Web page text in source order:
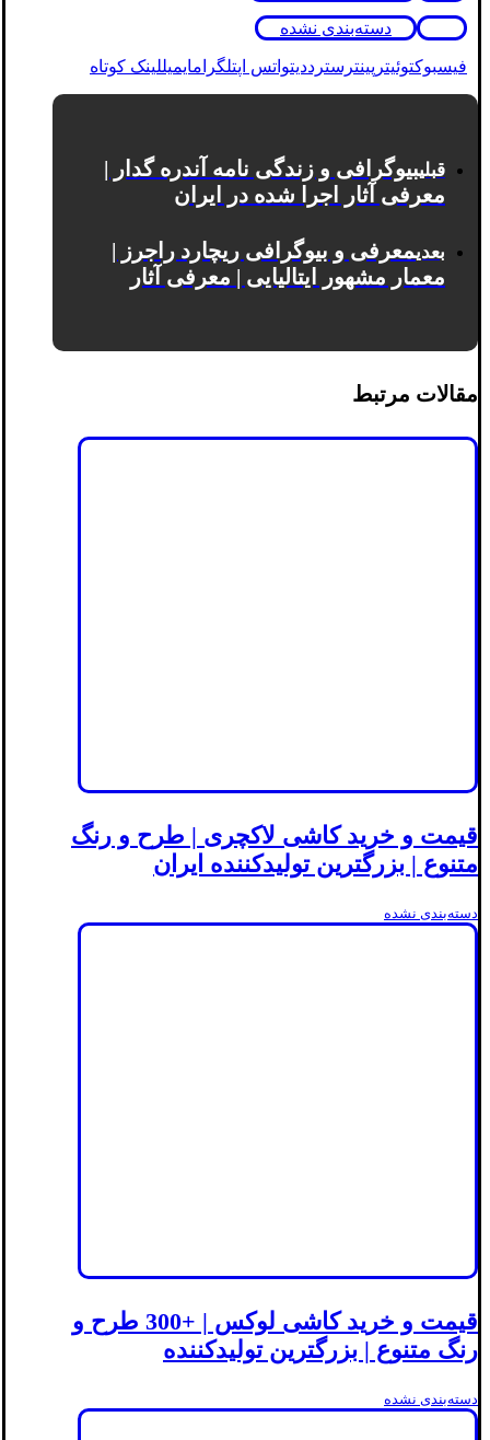
دسته‌بندی نشده
فیسبوکتوئیتر پینترسترددیتواتس اپتلگرامایمیللینک کوتاه
قبلیبیوگرافی و زندگی نامه آندره گدار |
معرفی آثار اجرا شده در ایران
بعدیمعرفی و بیوگرافی ریچارد راجرز |
معمار مشهور ایتالیایی | معرفی آثار
مقالات مرتبط
قیمت و خرید کاشی لاکچری | طرح و رنگ
متنوع | بزرگترین تولیدکننده ایران
دسته‌بندی نشده
قیمت و خرید کاشی لوکس | +300 طرح و
رنگ متنوع | بزرگترین تولیدکننده
دسته‌بندی نشده